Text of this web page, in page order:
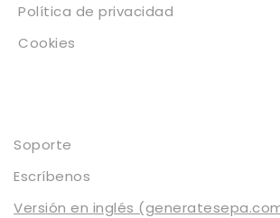
Política de privacidad
Cookies
Soporte
Escríbenos
Versión en inglés